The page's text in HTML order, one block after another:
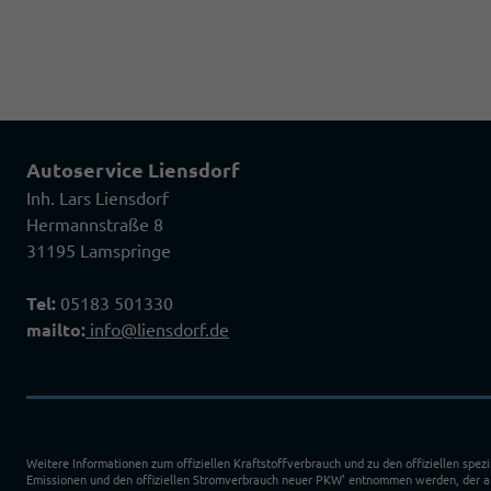
Autoservice Liensdorf
Inh. Lars Liensdorf
Hermannstraße 8
31195 Lamspringe
Tel: 05183 501330
mailto: info@liensdorf.de
Weitere Informationen zum offiziellen Kraftstoffverbrauch und zu den offiziellen
Emissionen und den offiziellen Stromverbrauch neuer PKW' entnommen werden,